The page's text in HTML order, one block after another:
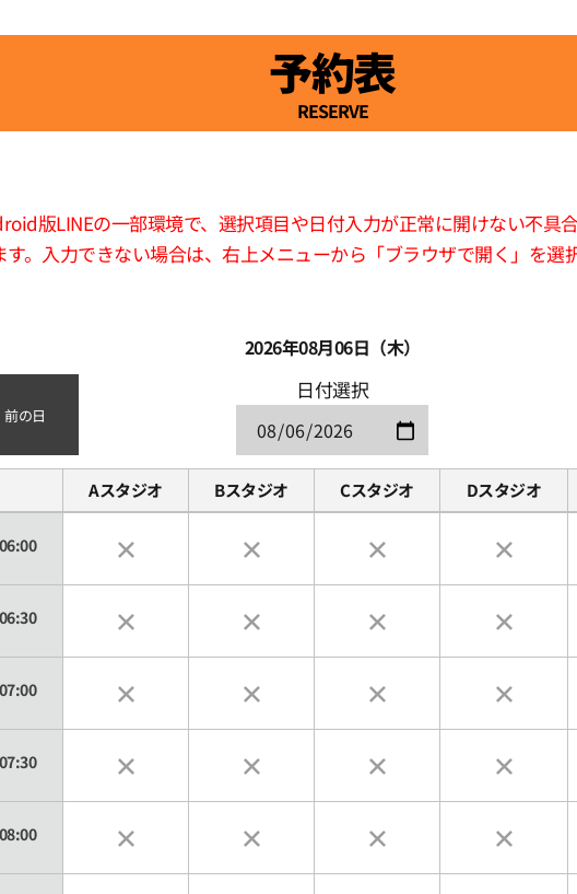
予約表
RESERVE
版LINEの一部環境で、選択項目や日付入力が正常に開けない不具
す。入力できない場合は、右上メニューから「ブラウザで開く」を選
2026年08月06日（木）
前の日
日付選択
Aスタジオ Bスタジオ Cスタジオ Dスタジオ
06:00
06:30
07:00
07:30
08:00